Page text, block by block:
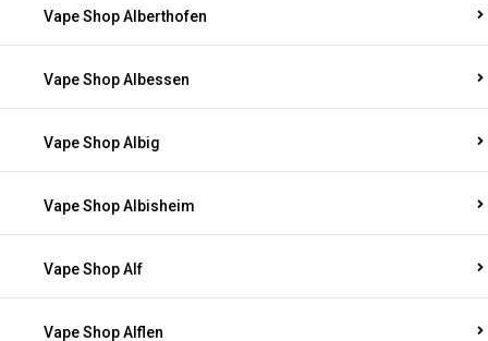
Vape Shop Alberthofen
Vape Shop Albessen
Vape Shop Albig
Vape Shop Albisheim
Vape Shop Alf
Vape Shop Alflen